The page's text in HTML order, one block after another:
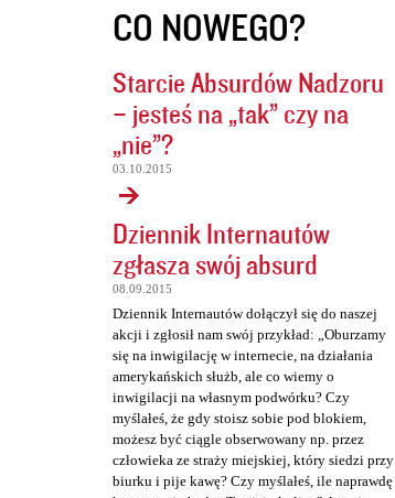
CO NOWEGO?
Starcie Absurdów Nadzoru
– jesteś na „tak” czy na
„nie”?
03.10.2015
Dziennik Internautów
zgłasza swój absurd
08.09.2015
Dziennik Internautów dołączył się do naszej
akcji i zgłosił nam swój przykład: „Oburzamy
się na inwigilację w internecie, na działania
amerykańskich służb, ale co wiemy o
inwigilacji na własnym podwórku? Czy
myślałeś, że gdy stoisz sobie pod blokiem,
możesz być ciągle obserwowany np. przez
człowieka ze straży miejskiej, który siedzi przy
biurku i pije kawę? Czy myślałeś, ile naprawdę